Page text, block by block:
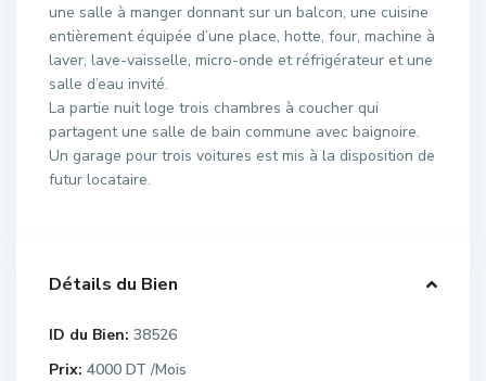
une salle à manger donnant sur un balcon, une cuisine
entièrement équipée d’une place, hotte, four, machine à
laver, lave-vaisselle, micro-onde et réfrigérateur et une
salle d’eau invité.
La partie nuit loge trois chambres à coucher qui
partagent une salle de bain commune avec baignoire.
Un garage pour trois voitures est mis à la disposition de
futur locataire.
Détails du Bien
ID du Bien: 38526
Prix: 4000 DT /Mois